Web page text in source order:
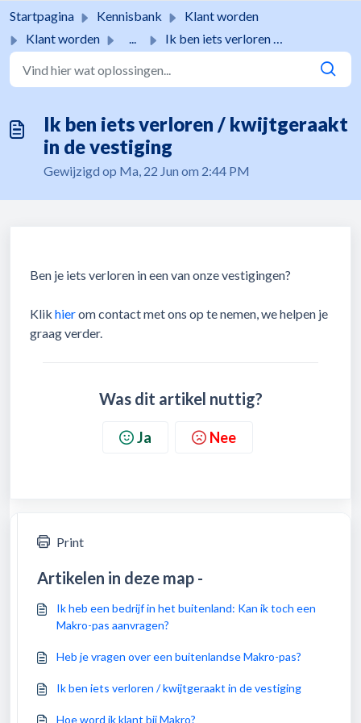
Startpagina Kennisbank
Klant worden
Klant worden
... Ik ben iets verloren / kwijtgeraakt in de vestiging
Ik ben iets verloren / kwijtgeraakt
in de vestiging
Gewijzigd op Ma, 22 Jun om 2:44 PM
Ben je iets verloren in een van onze vestigingen?
Klik hierom contact met ons op te nemen, we helpen je
graag verder.
Was dit artikel nuttig?
Ja Nee
Print
Artikelen in deze map -
Ik heb een bedrijf in het buitenland: Kan ik toch een
Makro-pas aanvragen?
Heb je vragen over een buitenlandse Makro-pas?
Ik ben iets verloren / kwijtgeraakt in de vestiging
Hoe word ik klant bij Makro?